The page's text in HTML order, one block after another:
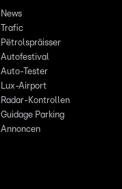
News
Trafic
Pëtrolspräisser
Autofestival
Auto-Tester
Lux-Airport
Radar-Kontrollen
Guidage Parking
Annoncen